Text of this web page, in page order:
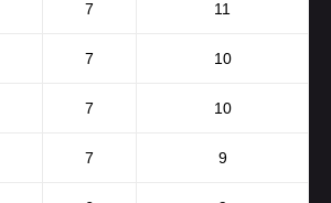
7 11
7 10
7 10
7 9